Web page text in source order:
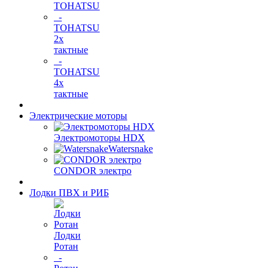
TOHATSU
-
TOHATSU
2х
тактные
-
TOHATSU
4х
тактные
Электрические моторы
Электромоторы HDX
Watersnake
CONDOR электро
Лодки ПВХ и РИБ
Лодки
Ротан
-